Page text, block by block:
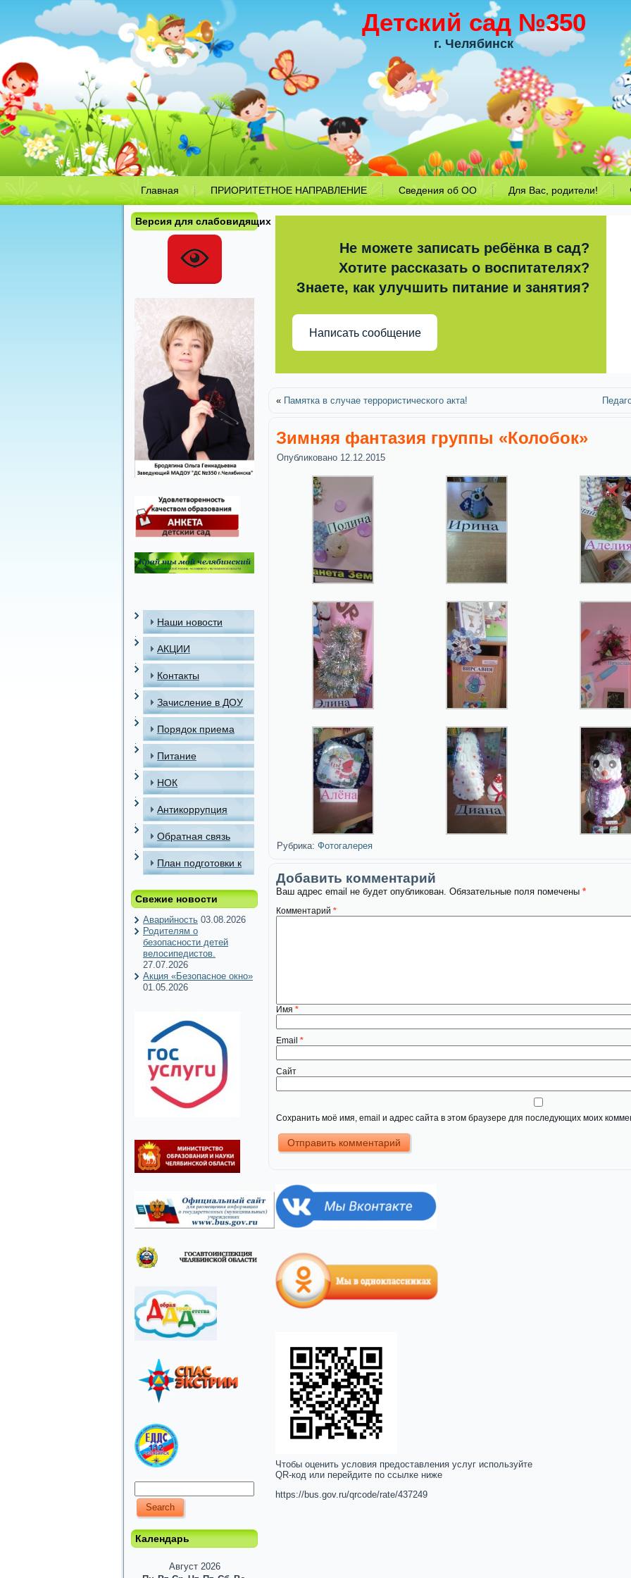
Детский сад №350
г. Челябинск
Главная ПРИОРИТЕТНОЕ НАПРАВЛЕНИЕ Сведения об ОО Для Вас, родители!
Версия для слабовидящих
Наши новости
АКЦИИ
Контакты
Зачисление в ДОУ
Порядок приема
детей в МАДОУ
Питание
НОК
Антикоррупция
Обратная связь
План подготовки к
периоду
Свежие новости
Аварийность 03.08.2026
Родителям о
безопасности детей
велосипедистов.
27.07.2026
Акция «Безопасное окно»
01.05.2026
Календарь
Август 2026
Не можете записать ребёнка в сад?
Хотите рассказать о воспитателях?
Знаете, как улучшить питание и занятия?
Написать сообщение
« Памятка в случае террористического акта!
Зимняя фантазия группы «Колобок»
Опубликовано 12.12.2015
Рубрика: Фотогалерея
Добавить комментарий
Ваш адрес email не будет опубликован. Обязательные поля помечены *
Комментарий *
Имя *
Email *
Сайт
Сохранить моё имя, email и адрес сайта в этом браузере для последующих моих
Чтобы оценить условия предоставления услуг используйте
QR-код или перейдите по ссылке ниже
https://bus.gov.ru/qrcode/rate/437249